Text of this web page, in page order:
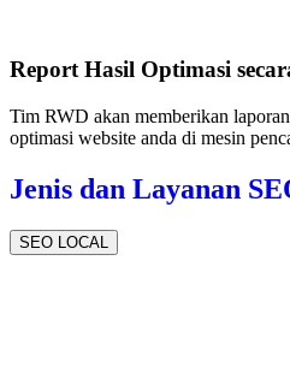
Report Hasil Optimasi
Tim RWD akan memberikan
optimasi website anda di mesin
Jenis dan Layanan
SEO LOCAL